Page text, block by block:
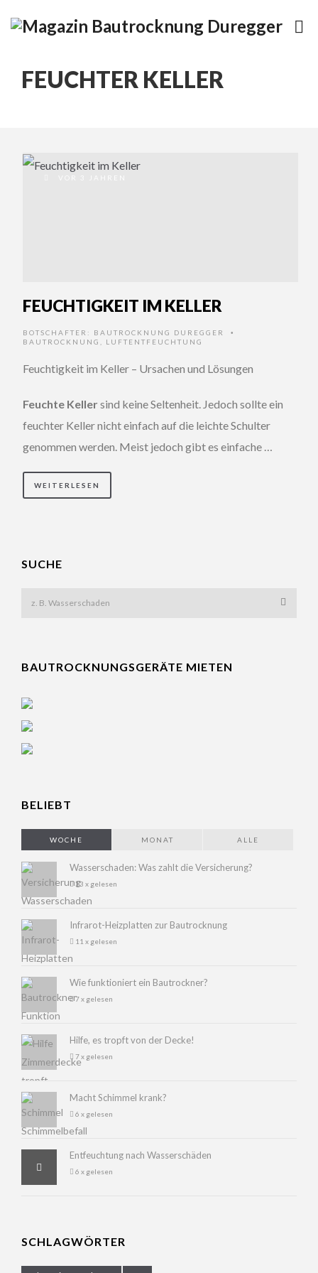
FEUCHTER KELLER
VOR 3 JAHREN
FEUCHTIGKEIT IM KELLER
BOTSCHAFTER: BAUTROCKNUNG DUREGGER •
BAUTROCKNUNG LUFTENTFEUCHTUNG
Feuchtigkeit im Keller – Ursachen und Lösungen
Feuchte Keller sind keine Seltenheit. Jedoch sollte ein
feuchter Keller nicht einfach auf die leichte Schulter
genommen werden. Meist jedoch gibt es einfache …
WEITERLESEN
SUCHE
BAUTROCKNUNGSGERÄTE MIETEN
BELIEBT
WOCHE MONAT ALLE
Wasserschaden: Was zahlt die Versicherung?
13 x gelesen
Infrarot-Heizplatten zur Bautrocknung
11 x gelesen
Wie funktioniert ein Bautrockner?
7 x gelesen
Hilfe, es tropft von der Decke!
7 x gelesen
Macht Schimmel krank?
6 x gelesen
Entfeuchtung nach Wasserschäden
6 x gelesen
SCHLAGWÖRTER